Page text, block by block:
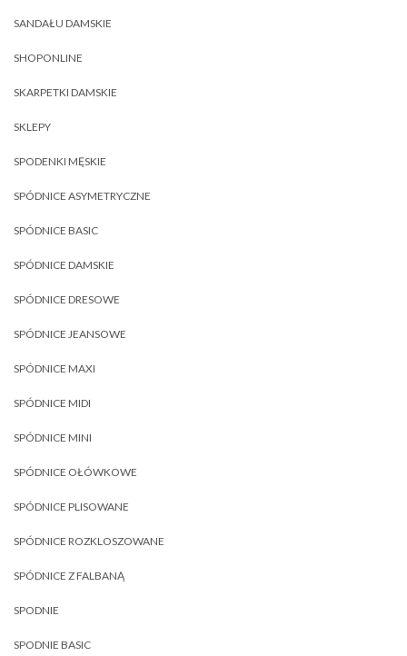
SANDAŁU DAMSKIE
SHOPONLINE
SKARPETKI DAMSKIE
SKLEPY
SPODENKI MĘSKIE
SPÓDNICE ASYMETRYCZNE
SPÓDNICE BASIC
SPÓDNICE DAMSKIE
SPÓDNICE DRESOWE
SPÓDNICE JEANSOWE
SPÓDNICE MAXI
SPÓDNICE MIDI
SPÓDNICE MINI
SPÓDNICE OŁÓWKOWE
SPÓDNICE PLISOWANE
SPÓDNICE ROZKLOSZOWANE
SPÓDNICE Z FALBANĄ
SPODNIE
SPODNIE BASIC